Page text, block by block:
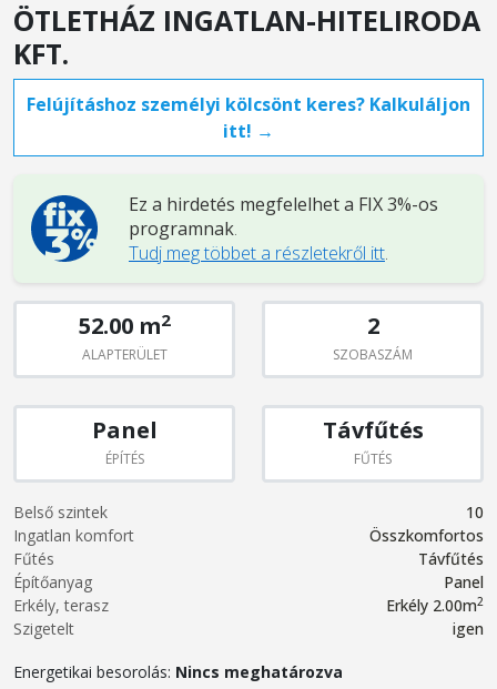
ÖTLETHÁZ INGATLAN-HITELIRODA
KFT.
Felújításhoz személyi kölcsönt keres? Kalkuláljon
itt! →
Ez a hirdetés megfelelhet a FIX 3%-os
programnak.
Tudj meg többet a részletekről itt.
52.00 m2
ALAPTERÜLET
2
SZOBASZÁM
Panel
ÉPÍTÉS
Távfűtés
FŰTÉS
Belső szintek
10
Ingatlan komfort
Összkomfortos
Fűtés
Távfűtés
Építőanyag
Panel
Erkély, terasz
Erkély 2.00m2
Szigetelt igen
Energetikai besorolás: Nincs meghatározva